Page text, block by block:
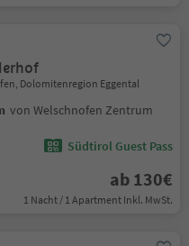
Dolomitenregion Eggental
von Welschnofen Zentrum
Südtirol Guest Pass
ab 130€
1 Nacht / 1 Apartment Inkl. MwSt.